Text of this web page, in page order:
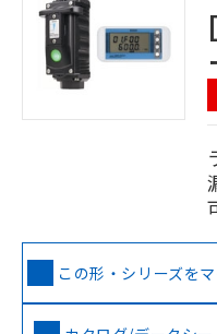
この形・シリーズを